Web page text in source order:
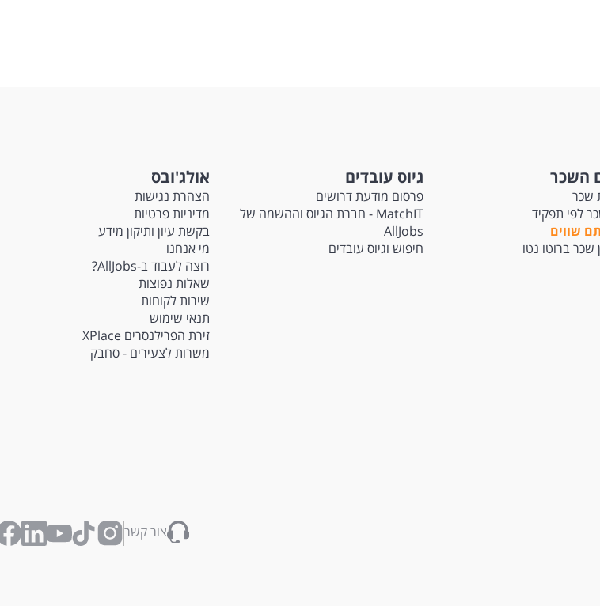
השכר
שכר
לפי תפקיד
שווים
שכר ברוטו נטו
גיוס עובדים
פרסום מודעת דרושים
MatchIT - חברת הגיוס וההשמה של
AllJobs
חיפוש וגיוס עובדים
אולג'ובס
הצהרת נגישות
מדיניות פרטיות
בקשת עיון ותיקון מידע
מי אנחנו
רוצה לעבוד ב-AllJobs?
שאלות נפוצות
שירות לקוחות
תנאי שימוש
זירת הפרילנסרים XPlace
משרות לצעירים - סחבק
צור קשר